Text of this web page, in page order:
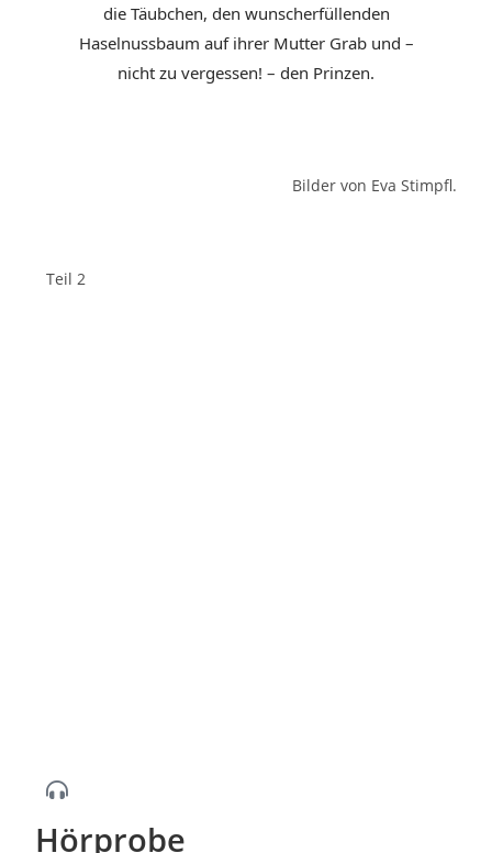
die Täubchen, den wunscherfüllenden
Haselnussbaum auf ihrer Mutter Grab und –
nicht zu vergessen! – den Prinzen.
Bilder von Eva Stimpfl.
Teil 2
Hörprobe